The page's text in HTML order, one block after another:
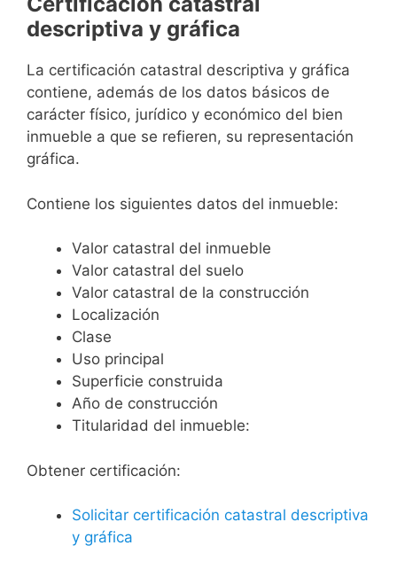
descriptiva y gráfica
La certificación catastral descriptiva y gráfica
contiene, además de los datos básicos de
carácter físico, jurídico y económico del bien
inmueble a que se refieren, su representación
gráfica.
Contiene los siguientes datos del inmueble:
Valor catastral del inmueble
Valor catastral del suelo
Valor catastral de la construcción
Localización
Clase
Uso principal
Superficie construida
Año de construcción
Titularidad del inmueble:
Obtener certificación:
Solicitar certificación catastral descriptiva
y gráfica